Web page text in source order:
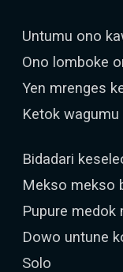
Untumu ono
Ono lomboke
Yen mrenges
Ketok
Bidadari
Mekso mekso
Pupure medok
Dowo untune
Solo